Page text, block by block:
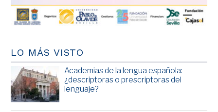
LO MÁS VISTO
Academias de la lengua española:
¿descriptoras o prescriptoras del
lenguaje?